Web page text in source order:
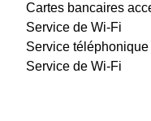
Cartes bancaires
Service de Wi-Fi
Service téléphonique
Service de Wi-Fi